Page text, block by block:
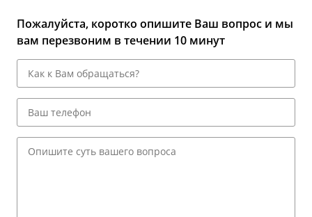
Пожалуйста, коротко опишите Ваш вопрос и мы
вам перезвоним в течении 10 минут